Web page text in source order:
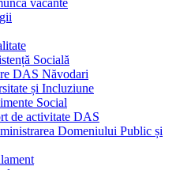
vacante
Socială
DAS Năvodari
și Incluziune
Social
de activitate DAS
Domeniului Public și